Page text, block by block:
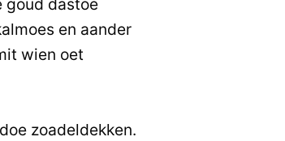
goud dastoe
en aander
wien oet
zoadeldekken.